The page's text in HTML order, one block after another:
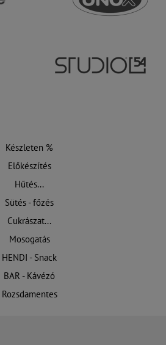
Készleten %
Előkészítés
Hűtés...
Sütés - főzés
Cukrászat...
Mosogatás
HENDI - Snack
BAR - Kávézó
Rozsdamentes